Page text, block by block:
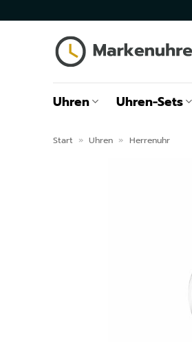
Uhren Uhren-Sets
Start » Uhren » Herrenuhr